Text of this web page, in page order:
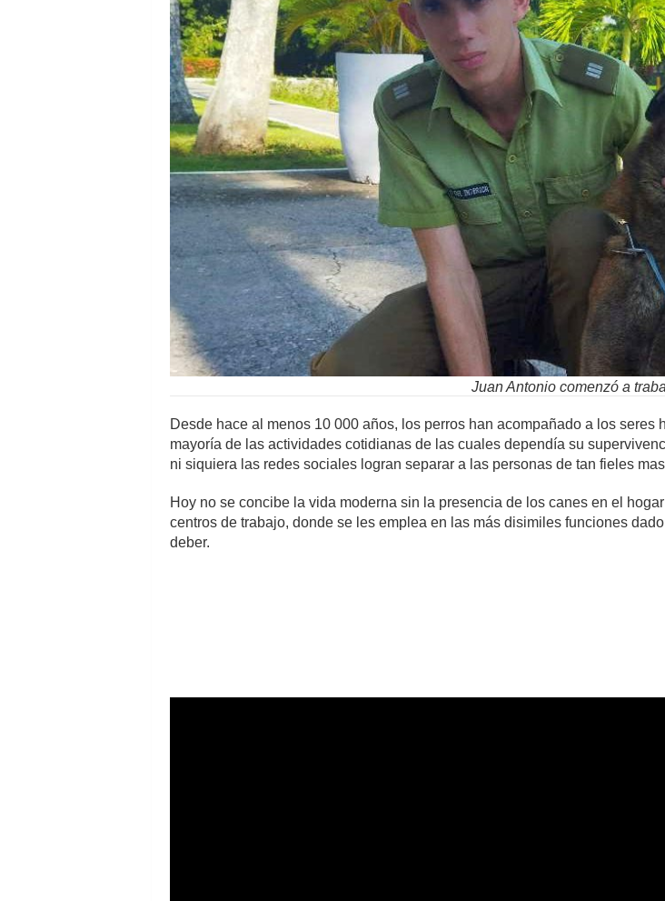
Juan Antonio comenzó a
Desde hace al menos 10 000 años, los perros han acompañado a los seres
mayoría de las actividades cotidianas de las cuales dependía su
ni siquiera las redes sociales logran separar a las personas de tan fieles
Hoy no se concibe la vida moderna sin la presencia de los canes en el
centros de trabajo, donde se les emplea en las más disimiles funciones
deber.